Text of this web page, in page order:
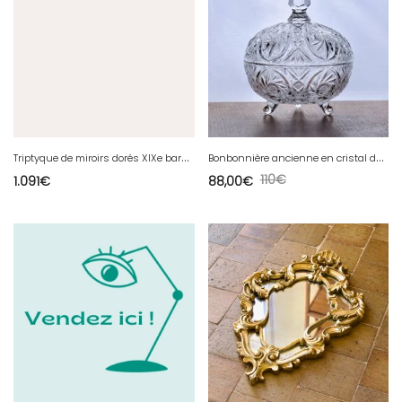
T
riptyque de miroirs dorés XIXe baroque rocaille
1.091€
B
onbonnière ancienne en cristal de Bohème
110€
88,00€